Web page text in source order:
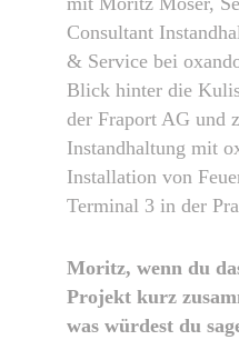
Consultant
& Service bei
Blick hinter die
der Fraport AG und
Instandhaltung mit
Installation von
Terminal 3 in der
Moritz, wenn du
Projekt kurz
was würdest du